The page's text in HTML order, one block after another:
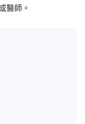
醫師。